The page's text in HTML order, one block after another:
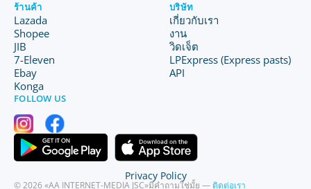
ร้านค้า
Lazada
Shopee
JIB
7-Eleven
Ebay
Konga
บริษัท
เกี่ยวกับเรา
งาน
วิดเจ็ต
LPExpress (Express pasts)
API
FOLLOW US
© 2026 «AA INTERNET-MEDIA JSC»มีคำถามใช่มั้ย — ติดต่อเรา
Privacy Policy